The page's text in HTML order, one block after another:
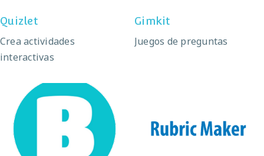
Quizlet
Crea actividades
interactivas
Gimkit
Juegos de preguntas
Rubric Maker